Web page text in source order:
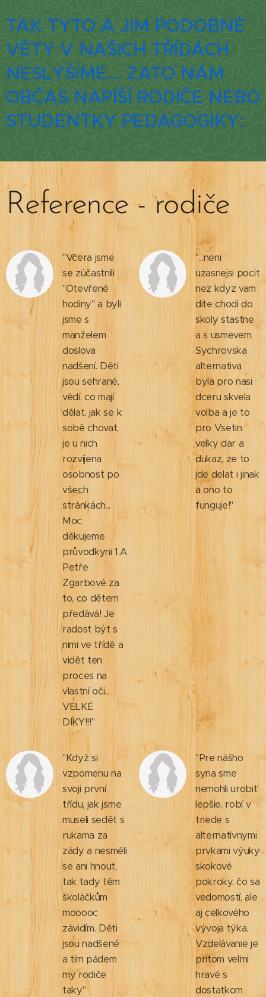
TAK TYTO A JIM PODOBNÉ
VĚTY V NAŠICH TŘÍDÁCH
NESLYŠÍME... ZATO NÁM
OBČAS NAPÍŠÍ RODIČE NEBO
STUDENTKY PEDAGOGIKY:
Reference - rodiče
"Včera jsme
se zúčastnili
"Otevřené
hodiny" a byli
jsme s
manželem
doslova
nadšení. Děti
jsou sehrané,
vědí, co mají
dělat, jak se k
sobě chovat,
je u nich
rozvíjena
osobnost po
všech
stránkách...
Moc
děkujeme
průvodkyni 1.A
Petře
Zgarbové za
to, co dětem
předává! Je
radost být s
nimi ve třídě a
vidět ten
proces na
vlastní oči...
VELKÉ
DÍKY!!!"
"...neni
uzasnejsi pocit
nez kdyz vam
dite chodi do
skoly stastne
a s usmevem.
Sychrovska
alternativa
byla pro nasi
dceru skvela
volba a je to
pro Vsetin
velky dar a
dukaz, ze to
jde delat i jinak
a ono to
funguje!"
"Když si
vzpomenu na
svoji první
třídu, jak jsme
museli sedět s
rukama za
zády a nesměli
se ani hnout,
tak tady těm
školáčkům
mooooc
závidím. Děti
jsou nadšené
a tím pádem
my rodiče
taky"
"Pre nášho
syna sme
nemohli urobiť
lepšie, robí v
triede s
alternatívnymi
prvkami výuky
skokové
pokroky, čo sa
vedomostí, ale
aj celkového
vývoja týka.
Vzdelávanie je
pritom veľmi
hravé s
dostatkom